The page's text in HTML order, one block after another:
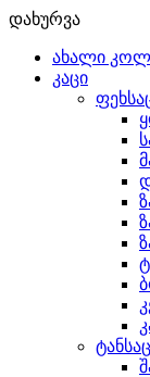
დახურვა
ახალი
კაცი